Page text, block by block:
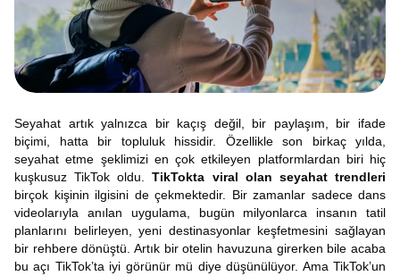
Seyahat artık yalnızca bir kaçış değil, bir paylaşım, bir ifade
biçimi, hatta bir topluluk hissidir. Özellikle son birkaç yılda,
seyahat etme şeklimizi en çok etkileyen platformlardan biri hiç
kuşkusuz TikTok oldu.TikTokta viral olan seyahat trendleri
birçok kişinin ilgisini de çekmektedir. Bir zamanlar sadece dans
videolarıyla anılan uygulama, bugün milyonlarca insanın tatil
planlarını belirleyen, yeni destinasyonlar keşfetmesini sağlayan
bir rehbere dönüştü. Artık bir otelin havuzuna girerken bile acaba
bu açı TikTok’ta iyi görünür mü diye düşünülüyor. Ama TikTok’un